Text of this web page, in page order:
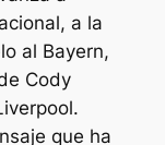
a la
al Bayern,
Cody
que ha